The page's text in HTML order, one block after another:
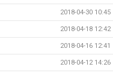
2018-04-30 10:45
2018-04-18 12:42
2018-04-16 12:41
2018-04-12 14:26